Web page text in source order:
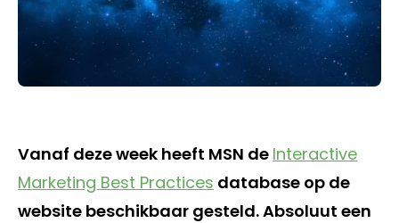
Vanaf deze week heeft MSN de Interactive
Marketing Best Practices database op de
website beschikbaar gesteld. Absoluut een